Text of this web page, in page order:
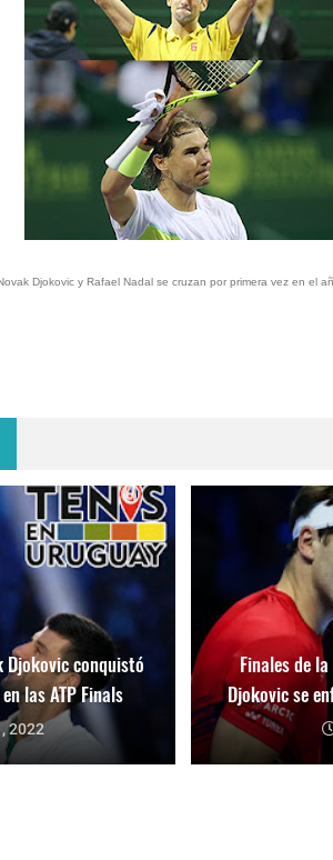
Djokovic y Rafael Nadal se cruzan por primera vez en el
Djokovic conquistó
las ATP Finals
2022
Finales de
Djokovic se